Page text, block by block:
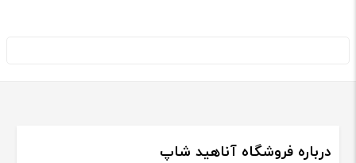
درباره فروشگاه آناهید شاپ